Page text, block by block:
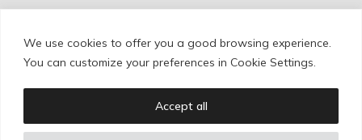
We use cookies to offer you a good browsing experience.
You can customize your preferences in Cookie Settings.
Accept all
Cookie Policy/Privacy Policy /Legal Warning
Copyright © Ignacio Aguilar